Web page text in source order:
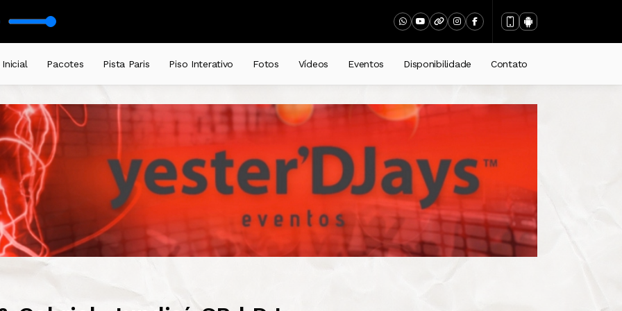
Remix)
Inicial Pacotes Pista Paris Piso Interativo Fotos Vídeos Eventos Disponibilidade Contato